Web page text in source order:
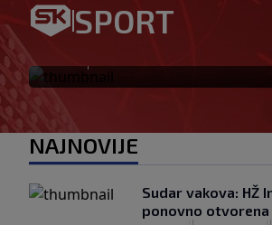
SPORT
Modriću u Milan
NAJNOVIJE
Sudar vakova:
ponovno otvorena